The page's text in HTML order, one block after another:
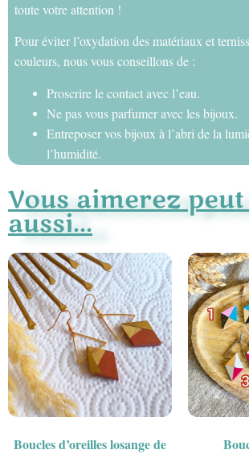
toute votre attention !
Pour éviter l’oxydation des matériaux et
couleurs, nous vous conseillons de :
Proscrire le contact avec l’eau.
Ne pas vous parfumer avec les bijoux.
Entreposer vos bijoux à l’abri de la
l’humidité.
Vous aimerez
aussi...
Boucles d’oreilles losange de